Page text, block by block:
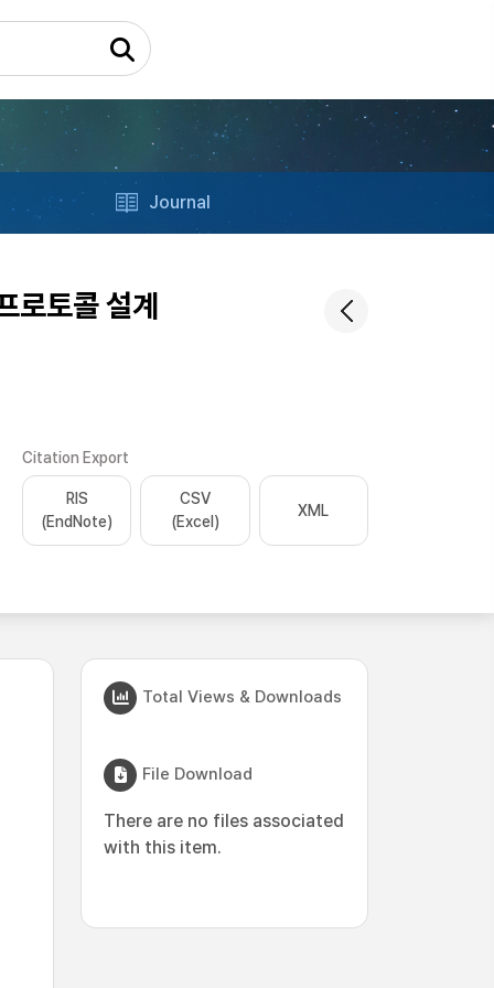
Journal
로토콜 설계
Citation Export
RIS
(EndNote)
CSV
(Excel)
XML
Total Views & Downloads
File Download
There are no files associated
with this item.